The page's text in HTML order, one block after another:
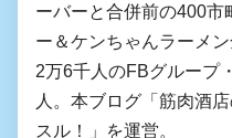
ーバーと合併前の400市
ー＆ケンちゃんラーメ
2万6千人のFBグループ
人。本ブログ「筋肉酒
スル！」を運営。